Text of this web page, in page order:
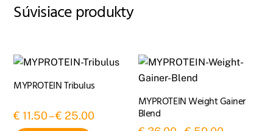
Súvisiace produkty
MYPROTEIN Tribulus
€ 11.50–€ 25.00Price
MYPROTEIN Weight Gainer
Blend